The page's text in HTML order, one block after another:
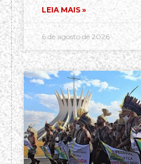
LEIA MAIS »
6 de agosto de 2026